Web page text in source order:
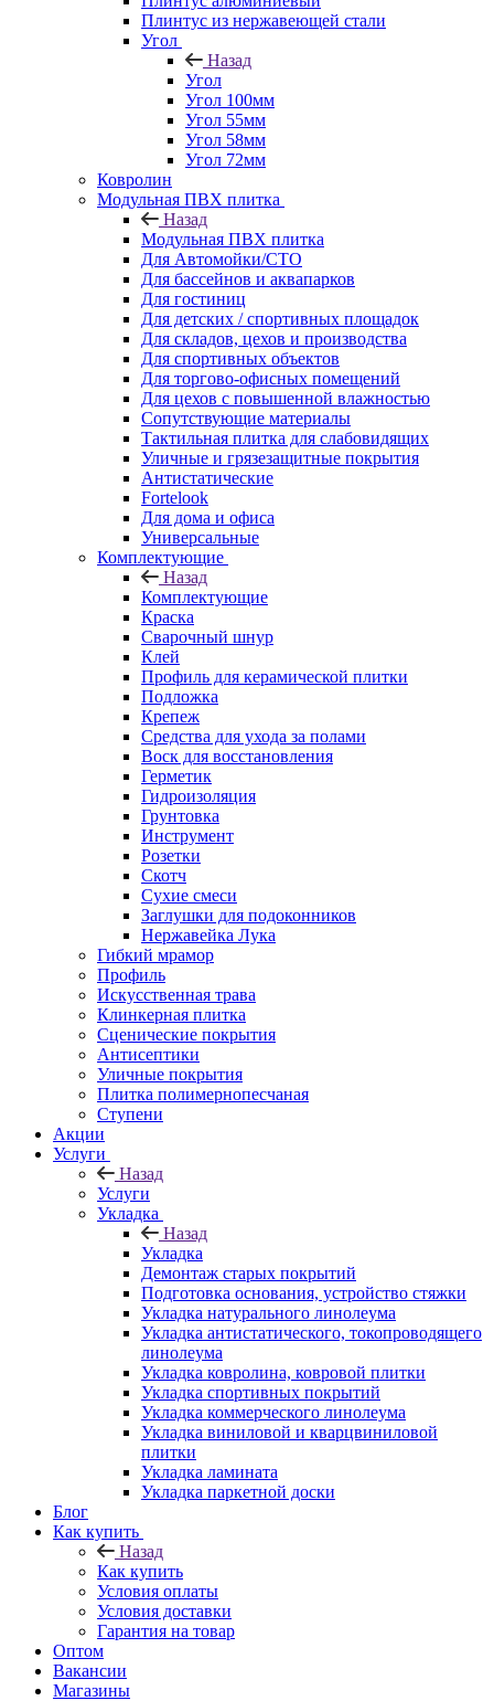
Плинтус из нержавеющей стали
Угол
Назад
Угол
Угол 100мм
Угол 55мм
Угол 58мм
Угол 72мм
Ковролин
Модульная ПВХ плитка
Назад
Модульная ПВХ плитка
Для Автомойки/СТО
Для бассейнов и аквапарков
Для гостиниц
Для детских / спортивных площадок
Для складов, цехов и производства
Для спортивных объектов
Для торгово-офисных помещений
Для цехов с повышенной влажностью
Сопутствующие материалы
Тактильная плитка для слабовидящих
Уличные и грязезащитные покрытия
Антистатические
Fortelook
Для дома и офиса
Универсальные
Комплектующие
Назад
Комплектующие
Краска
Сварочный шнур
Клей
Профиль для керамической плитки
Подложка
Крепеж
Средства для ухода за полами
Воск для восстановления
Герметик
Гидроизоляция
Грунтовка
Инструмент
Розетки
Скотч
Сухие смеси
Заглушки для подоконников
Нержавейка Лука
Гибкий мрамор
Профиль
Искусственная трава
Клинкерная плитка
Сценические покрытия
Антисептики
Уличные покрытия
Плитка полимернопесчаная
Ступени
Акции
Услуги
Назад
Услуги
Укладка
Назад
Укладка
Демонтаж старых покрытий
Подготовка основания, устройство стяжки
Укладка натурального линолеума
Укладка антистатического, токопроводящего
линолеума
Укладка ковролина, ковровой плитки
Укладка спортивных покрытий
Укладка коммерческого линолеума
Укладка виниловой и кварцвиниловой
плитки
Укладка ламината
Укладка паркетной доски
Блог
Как купить
Назад
Как купить
Условия оплаты
Условия доставки
Гарантия на товар
Оптом
Вакансии
Магазины